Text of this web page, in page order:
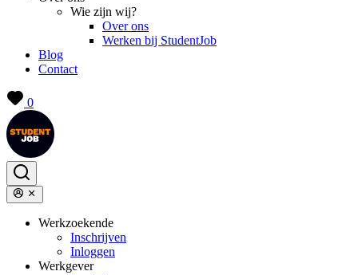
Wie zijn wij?
Over ons
Werken bij StudentJob
Blog
Contact
0
Werkzoekende
Inschrijven
Inloggen
Werkgever